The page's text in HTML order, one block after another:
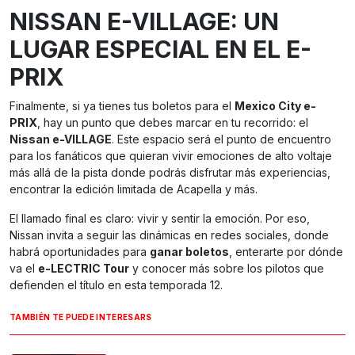
NISSAN E-VILLAGE: UN
LUGAR ESPECIAL EN EL E-
PRIX
Finalmente, si ya tienes tus boletos para el Mexico City e-
PRIX , hay un punto que debes marcar en tu recorrido: el
Nissan e-VILLAGE. Este espacio será el punto de encuentro
para los fanáticos que quieran vivir emociones de alto voltaje
más allá de la pista donde podrás disfrutar más experiencias,
encontrar la edición limitada de Acapella y más.
El llamado final es claro: vivir y sentir la emoción. Por eso,
Nissan invita a seguir las dinámicas en redes sociales, donde
habrá oportunidades para ganar boletos , enterarte por dónde
va el e-LECTRIC Tour y conocer más sobre los pilotos que
defienden el título en esta temporada 12.
TAMBIÉN TE PUEDE INTERESARS